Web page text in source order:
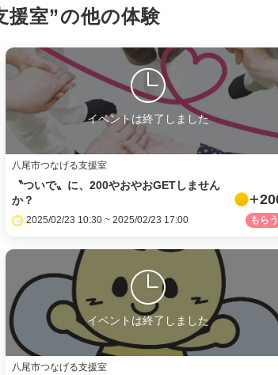
LINE
メール
URLをコピー
援室”の他の体験
イベントは終了しました
八尾市つなげる支援室
〝ついで〟に、200やおやおGETしません
か？
2025/02/23 10:30 ~ 2025/02/23 17:00
イベントは終了しました
八尾市つなげる支援室